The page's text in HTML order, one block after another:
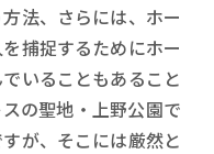
法、さらには、ホー
捕捉するためにホー
いることもあること
の聖地・上野公園で
が、そこには厳然と